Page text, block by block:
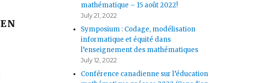
mathématique – 15 août 2022!
July 21, 2022
Symposium : Codage, modélisation
informatique et équité dans
l’enseignement des mathématiques
July 12, 2022
Conférence canadienne sur l’éducation